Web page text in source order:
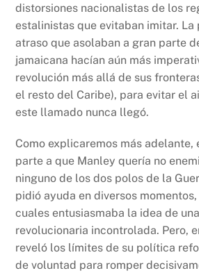
distorsiones nacionalistas de los
estalinistas que evitaban imitar. La
atraso que asolaban a gran parte
jamaicana hacían aún más
revolución más allá de sus
el resto del Caribe), para evitar el
este llamado nunca llegó.
Como explicaremos más adelante,
parte a que Manley quería no
ninguno de los dos polos de la
pidió ayuda en diversos
cuales entusiasmaba la idea de
revolucionaria incontrolada. Pero,
reveló los límites de su política
de voluntad para romper